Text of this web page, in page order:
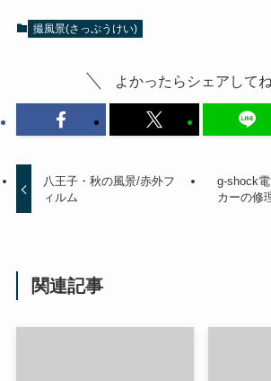
撮風景(さっぷうけい)
よかったらシェアしてね
八王子・秋の風景/赤外フ
ィルム
g-shock
カーの修
関連記事